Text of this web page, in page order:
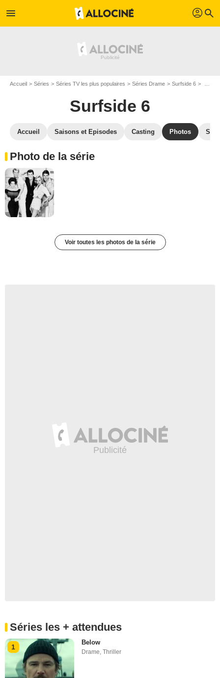
menu profil search
Accueil Séries Séries TV les plus populaires Séries Drame Surfside 6
Surfside 6
Accueil Saisons et Episodes Casting Photos
Photo de la série
Voir toutes les photos de la série
Séries les + attendues
1
Below
Drame ,Thriller